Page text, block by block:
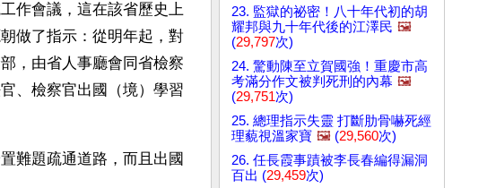
作會議，這在該省歷史上
做了指示：從明年起，對
，由省人事廳會同省檢察
、檢察官出國（境）學習
難題疏通道路，而且出國
23. 監獄的祕密！八十年代初的胡
耀邦與九十年代後的江澤民 🖼️
(29,797次)
24. 驚動陳至立賀國強！重慶市高
考滿分作文被判死刑的內幕 🖼️
(29,751次)
25. 總理指示失靈 打斷肋骨嚇死經
理藐視溫家寶 🖼️ (29,560次)
26. 任長霞事蹟被李長春編得漏洞
百出 (29,459次)